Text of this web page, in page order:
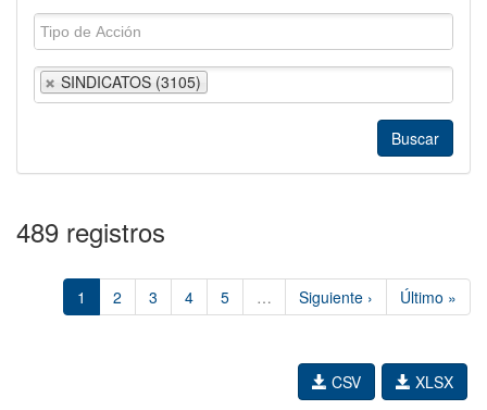
SINDICATOS (3105)
489 registros
1 2 3 4 5 … Siguiente › Último »
XLSX
CSV